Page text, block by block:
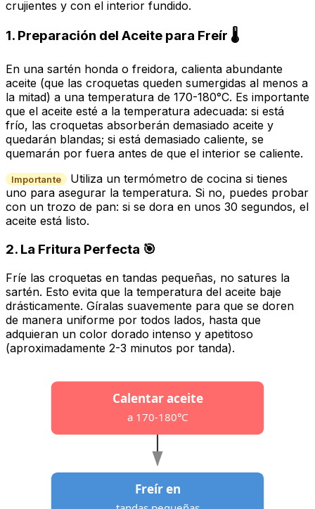
crujientes y con el interior fundido.
1. Preparación del Aceite para Freír 🌡️
En una sartén honda o freidora, calienta abundante
aceite (que las croquetas queden sumergidas al menos a
la mitad) a una temperatura de 170-180°C. Es importante
que el aceite esté a la temperatura adecuada: si está
frío, las croquetas absorberán demasiado aceite y
quedarán blandas; si está demasiado caliente, se
quemarán por fuera antes de que el interior se caliente.
Importante Utiliza un termómetro de cocina si tienes
uno para asegurar la temperatura. Si no, puedes probar
con un trozo de pan: si se dora en unos 30 segundos, el
aceite está listo.
2. La Fritura Perfecta 🎯
Fríe las croquetas en tandas pequeñas, no satures la
sartén. Esto evita que la temperatura del aceite baje
drásticamente. Gíralas suavemente para que se doren
de manera uniforme por todos lados, hasta que
adquieran un color dorado intenso y apetitoso
(aproximadamente 2-3 minutos por tanda).
Calentar aceite
a 170-180°C
Freír en